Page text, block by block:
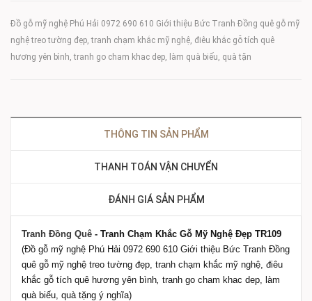
Đồ gỗ mỹ nghệ Phú Hải 0972 690 610 Giới thiệu Bức Tranh Đồng quê gỗ mỹ
nghệ treo tường đẹp, tranh chạm khắc mỹ nghệ, điêu khắc gỗ tích quê
hương yên bình, tranh go cham khac dep, làm quà biếu, quà tặn
THÔNG TIN SẢN PHẨM
THANH TOÁN VẬN CHUYỂN
ĐÁNH GIÁ SẢN PHẨM
Tranh Đồng Quê - Tranh Chạm Khắc Gỗ Mỹ Nghệ Đẹp TR109
(Đồ gỗ mỹ nghệ Phú Hải 0972 690 610 Giới thiệu Bức Tranh Đồng
quê gỗ mỹ nghệ treo tường đẹp, tranh chạm khắc mỹ nghệ, điêu
khắc gỗ tích quê hương yên bình, tranh go cham khac dep, làm
quà biếu, quà tặng ý nghĩa)